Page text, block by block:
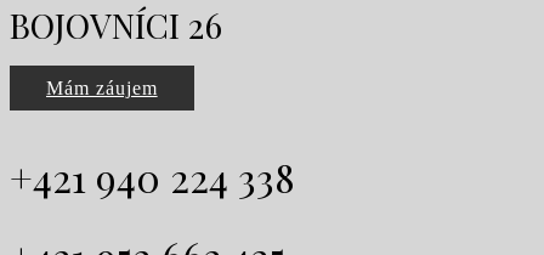
BOJOVNÍCI 26
Mám záujem
+421 940 224 338